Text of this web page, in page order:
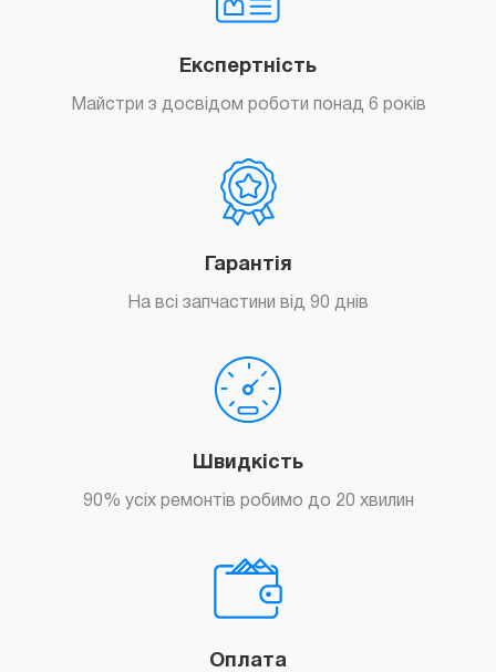
Експертність
Майстри з досвідом роботи понад 6 років
Гарантія
На всі запчастини від 90 днів
Швидкість
90% усіх ремонтів робимо до 20 хвилин
Оплата